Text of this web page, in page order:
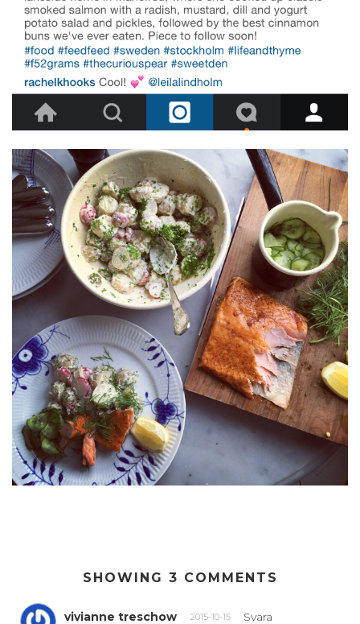
SHOWING 3 COMMENTS
vivianne treschow 2015-10-15 Svara